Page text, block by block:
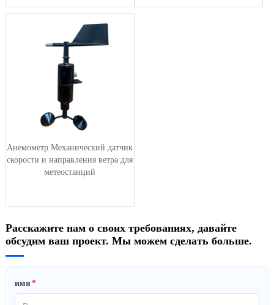
Анемометр Механический датчик
скорости и направления ветра для
метеостанций
Расскажите нам о своих требованиях, давайте
обсудим ваш проект. Мы можем сделать больше.
имя *